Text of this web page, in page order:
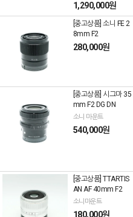
1,290,000원
[중고상품] 소니 FE 2
8mm F2
280,000원
[중고상품] 시그마 35
mm F2 DG DN
소니 마운트
540,000원
[중고상품] TTARTIS
AN AF 40mm F2
소니마운트
180,000원